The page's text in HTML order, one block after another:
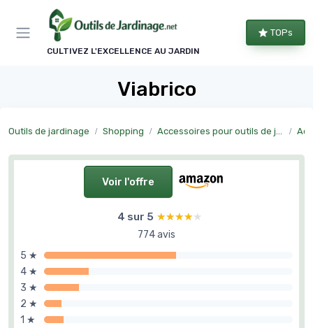
CULTIVEZ L'EXCELLENCE AU JARDIN
TOPs
Viabrico
Outils de jardinage Shopping Accessoires pour outils de jardinage
Voir l'offre
4 sur 5 ★★★★★
★★★★★
774 avis
5 ★
4 ★
3 ★
2 ★
1 ★
Panneau de gestion des cookies